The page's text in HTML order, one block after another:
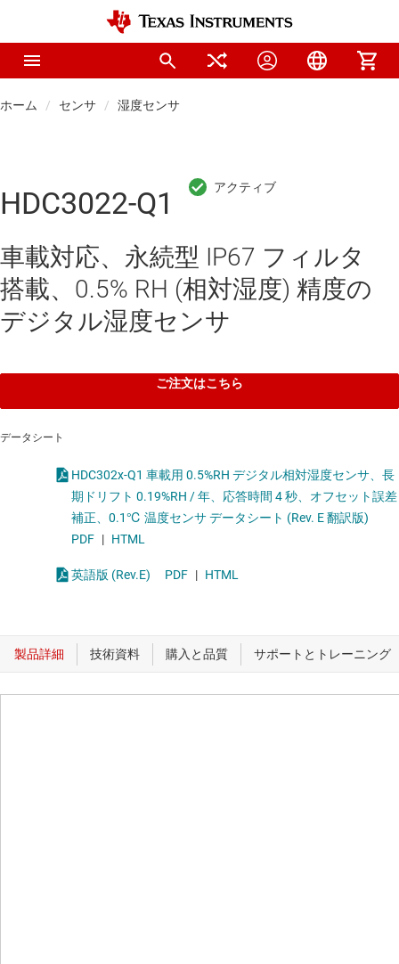
ホーム センサ 湿度センサ
HDC3022-Q1
車載対応、永続型 IP67 フィルタ
搭載、0.5% RH (相対湿度) 精度の
デジタル湿度センサ
ご注文はこちら
データシート
HDC302x-Q1 車載用 0.5%RH デジタル相対湿度センサ、長
期ドリフト 0.19%RH / 年、応答時間 4 秒、オフセット誤差
補正、0.1℃ 温度センサ データシート (Rev. E 翻訳版)
PDF | HTML
英語版 (Rev.E) PDF | HTML